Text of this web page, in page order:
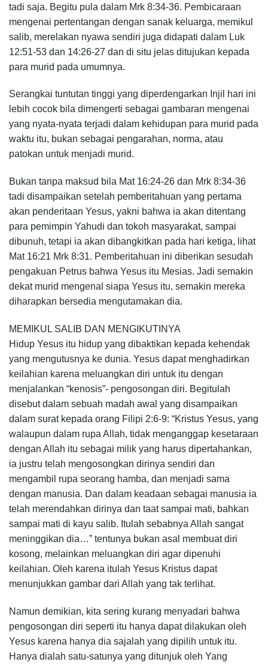
tadi saja. Begitu pula dalam Mrk 8:34-36. Pembicaraan
mengenai pertentangan dengan sanak keluarga, memikul
salib, merelakan nyawa sendiri juga didapati dalam Luk
12:51-53 dan 14:26-27 dan di situ jelas ditujukan kepada
para murid pada umumnya.
Serangkai tuntutan tinggi yang diperdengarkan Injil hari ini
lebih cocok bila dimengerti sebagai gambaran mengenai
yang nyata-nyata terjadi dalam kehidupan para murid pada
waktu itu, bukan sebagai pengarahan, norma, atau
patokan untuk menjadi murid.
Bukan tanpa maksud bila Mat 16:24-26 dan Mrk 8:34-36
tadi disampaikan setelah pemberitahuan yang pertama
akan penderitaan Yesus, yakni bahwa ia akan ditentang
para pemimpin Yahudi dan tokoh masyarakat, sampai
dibunuh, tetapi ia akan dibangkitkan pada hari ketiga, lihat
Mat 16:21 Mrk 8:31. Pemberitahuan ini diberikan sesudah
pengakuan Petrus bahwa Yesus itu Mesias. Jadi semakin
dekat murid mengenal siapa Yesus itu, semakin mereka
diharapkan bersedia mengutamakan dia.
MEMIKUL SALIB DAN MENGIKUTINYA
Hidup Yesus itu hidup yang dibaktikan kepada kehendak
yang mengutusnya ke dunia. Yesus dapat menghadirkan
keilahian karena meluangkan diri untuk itu dengan
menjalankan “kenosis”- pengosongan diri. Begitulah
disebut dalam sebuah madah awal yang disampaikan
dalam surat kepada orang Filipi 2:6-9: “Kristus Yesus, yang
walaupun dalam rupa Allah, tidak menganggap kesetaraan
dengan Allah itu sebagai milik yang harus dipertahankan,
ia justru telah mengosongkan dirinya sendiri dan
mengambil rupa seorang hamba, dan menjadi sama
dengan manusia. Dan dalam keadaan sebagai manusia ia
telah merendahkan dirinya dan taat sampai mati, bahkan
sampai mati di kayu salib. Itulah sebabnya Allah sangat
meninggikan dia…” tentunya bukan asal membuat diri
kosong, melainkan meluangkan diri agar dipenuhi
keilahian. Oleh karena itulah Yesus Kristus dapat
menunjukkan gambar dari Allah yang tak terlihat.
Namun demikian, kita sering kurang menyadari bahwa
pengosongan diri seperti itu hanya dapat dilakukan oleh
Yesus karena hanya dia sajalah yang dipilih untuk itu.
Hanya dialah satu-satunya yang ditunjuk oleh Yang